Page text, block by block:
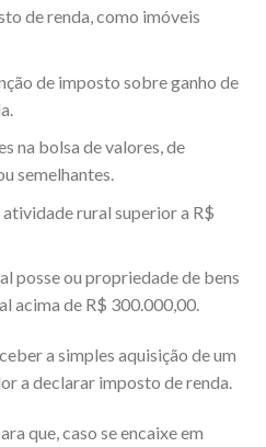
de renda, como imóveis
de imposto sobre ganho de
na bolsa de valores, de
semelhantes.
rural superior a R$
posse ou propriedade de bens
acima de R$ 300.000,00.
a simples aquisição de um
a declarar imposto de renda.
que, caso se encaixe em